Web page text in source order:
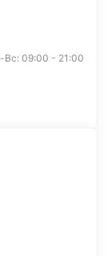
Вс: 09:00 - 21:00